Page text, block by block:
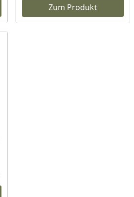
Zum Produkt